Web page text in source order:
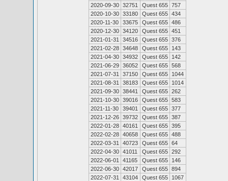
2020-09-30 32751 Quest 655 757
2020-10-30 33180 Quest 655 434
2020-11-30
33675 Quest 655 486
2020-12-30 34120 Quest 655 451
2021-01-31
34516 Quest 655 376
2021-02-28 34648 Quest 655
143
2021-04-30 34932 Quest 655
142
2021-06-29 36052 Quest 655 568
2021-07-31
37150 Quest 655
1044
2021-08-31
38183 Quest 655
1014
2021-09-30 38441 Quest 655 262
2021-10-30 39016 Quest 655 583
2021-11-30
39401 Quest 655 377
2021-12-26 39732 Quest 655 387
2022-01-28 40161 Quest 655 395
2022-02-28 40658 Quest 655 488
2022-03-31
40723 Quest 655 64
2022-04-30 41011 Quest 655 292
2022-06-01
41165 Quest 655
146
2022-06-30 42017 Quest 655 894
2022-07-31
43104 Quest 655
1067